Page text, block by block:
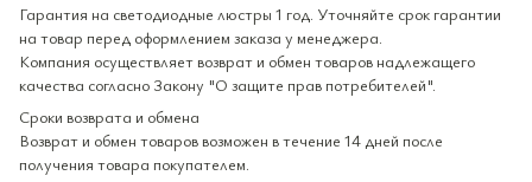
Гарантия на светодиодные люстры 1 год. Уточняйте срок гарантии
на товар перед оформлением заказа у менеджера.
Компания осуществляет возврат и обмен товаров надлежащего
качества согласно Закону "О защите прав потребителей".
Сроки возврата и обмена
Возврат и обмен товаров возможен в течение 14 дней после
получения товара покупателем.